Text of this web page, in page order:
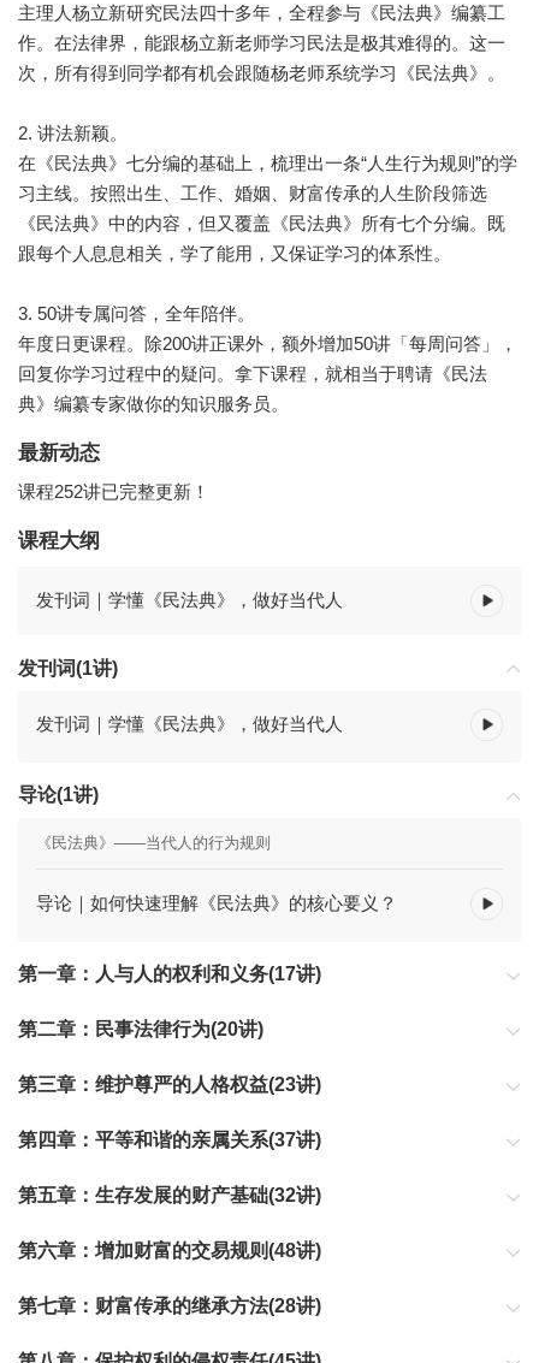
主理人杨立新研究民法四十多年，全程参与《民法典》编纂工
作。在法律界，能跟杨立新老师学习民法是极其难得的。这一
次，所有得到同学都有机会跟随杨老师系统学习《民法典》。
2. 讲法新颖。
在《民法典》七分编的基础上，梳理出一条“人生行为规则”的学
习主线。按照出生、工作、婚姻、财富传承的人生阶段筛选
《民法典》中的内容，但又覆盖《民法典》所有七个分编。既
跟每个人息息相关，学了能用，又保证学习的体系性。
3. 50讲专属问答，全年陪伴。
年度日更课程。除200讲正课外，额外增加50讲「每周问答」，
回复你学习过程中的疑问。拿下课程，就相当于聘请《民法
典》编纂专家做你的知识服务员。
最新动态
课程252讲已完整更新！
课程大纲
发刊词｜学懂《民法典》，做好当代人
发刊词(1讲)
发刊词｜学懂《民法典》，做好当代人
导论(1讲)
《民法典》——当代人的行为规则
导论｜如何快速理解《民法典》的核心要义？
第一章：人与人的权利和义务(17讲)
这一章是《民法典》的总则部分，侧重于“人”，每个人在社会中都享
有权利，也要履行对应的义务。
第二章：民事法律行为(20讲)
这一章也是《民法典》的总则部分，侧重行为，是串联起“人”与“规
则”的桥梁。
第三章：维护尊严的人格权益(23讲)
讲述一个人从出生到死亡，享有哪些人格权，怎样维护自己的地位
和尊严，以及出生前的胎儿和死亡后的身份，人格利益如何保护。
第四章：平等和谐的亲属关系(37讲)
人生离不开亲属，在特定的配偶、亲子、其他近亲属之间，《民法
典》都规定了权利和义务，以及行使权利、负担义务的行为规则。
第五章：生存发展的财产基础(32讲)
一个人怎样取得财产、创造财富、支配财富，所有的有关财产的行
为，《民法典》都规定了具体的权利和规则，只有依照《民法典》
第六章：增加财富的交易规则(48讲)
财产的交换就是交易行为，一个人离不开财产和非财产的交易行
为，这就是《民法典》合同编给交易行为规定的规则。每一个人遵
第七章：财富传承的继承方法(28讲)
家族财富的传承，依照继承编的规则进行才能够实现，因此，继承